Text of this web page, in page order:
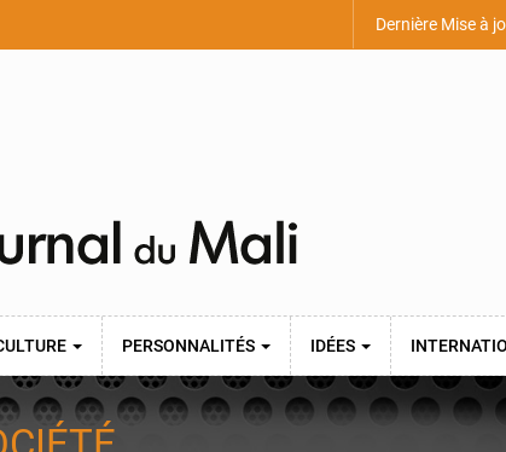
Dernière Mise à
PERSONNALITÉS IDÉES